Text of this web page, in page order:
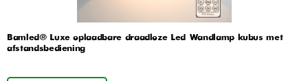
Bamled® Luxe oplaadbare draadloze Led Wandlamp kubus met
afstandsbediening